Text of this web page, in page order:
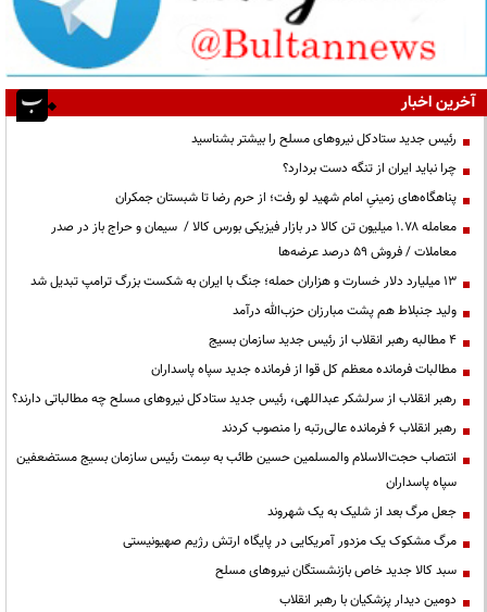
آخرین اخبار
رئیس جدید ستادکل نیروهای مسلح را بیشتر بشناسید
چرا نباید ایران از تنگه دست بردارد؟
پناهگاه‌های زمینیِ امام شهید لو رفت؛ از حرم رضا تا شبستان جمکران
معامله ۱.۷۸ میلیون تن کالا در بازار فیزیکی بورس کالا / سیمان و حراج باز در صدر
معاملات / فروش ۵۹ درصد عرضه‌ها
۱۳ میلیارد دلار خسارت و هزاران حمله؛ جنگ با ایران به شکست بزرگ ترامپ تبدیل شد
ولید جنبلاط هم پشت مبارزان حزب‌الله درآمد
۴ مطالبه رهبر انقلاب از رئیس جدید سازمان بسیج
مطالبات فرمانده معظم کل قوا از فرمانده جدید سپاه پاسداران
رهبر انقلاب از سرلشکر عبداللهی، رئیس جدید ستادکل نیروهای مسلح چه مطالباتی دارند؟
رهبر انقلاب ۶ فرمانده عالی‌رتبه را منصوب کردند
انتصاب حجت‌الاسلام ‌والمسلمین حسین طائب به سِمت رئیس سازمان بسیج مستضعفین
سپاه پاسداران
جعل مرگ بعد از شلیک به یک شهروند
مرگ مشکوک یک مزدور آمریکایی در پایگاه ارتش رژیم صهیونیستی
سبد کالا جدید خاص بازنشستگان نیروهای مسلح
دومین دیدار پزشکیان با رهبر انقلاب